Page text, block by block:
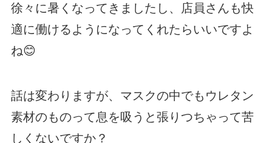
徐々に暑くなってきましたし、店員さんも快
適に働けるようになってくれたらいいですよ
ね😊
話は変わりますが、マスクの中でもウレタン
素材のものって息を吸うと張りつちゃって苦
しくないですか？